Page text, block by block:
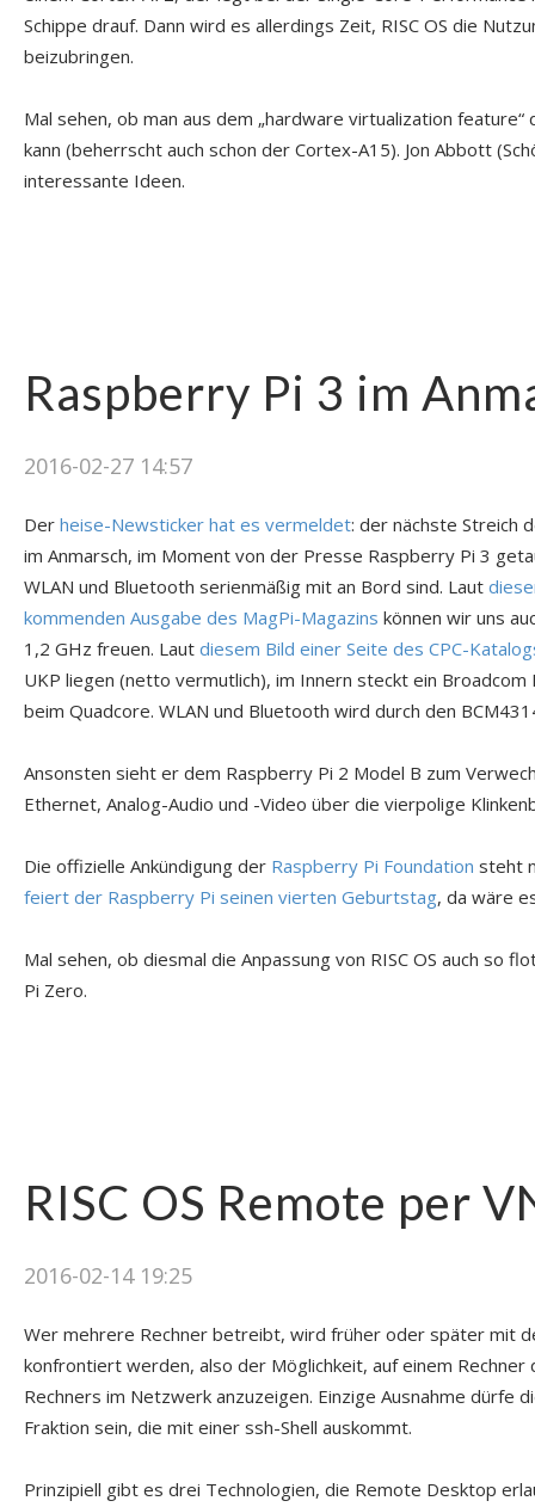
Schippe drauf. Dann wird es allerdings Zeit, RISC OS die
beizubringen.
Mal sehen, ob man aus dem „hardware virtualization
kann (beherrscht auch schon der Cortex-A15). Jon Abbott
interessante Ideen.
Raspberry Pi 3 im
2016-02-27 14:57
Der heise-Newsticker hat es vermeldet: der nächste Streich
im Anmarsch, im Moment von der Presse Raspberry Pi 3
WLAN und Bluetooth serienmäßig mit an Bord sind. Laut
kommenden Ausgabe des MagPi-Magazins können wir uns
1,2 GHz freuen. Laut diesem Bild einer Seite des CPC-
UKP liegen (netto vermutlich), im Innern steckt ein Broadcom
beim Quadcore. WLAN und Bluetooth wird durch den
Ansonsten sieht er dem Raspberry Pi 2 Model B zum
Ethernet, Analog-Audio und -Video über die vierpolige
Die offizielle Ankündigung der Raspberry Pi Foundation steht
feiert der Raspberry Pi seinen vierten Geburtstag, da wäre
Mal sehen, ob diesmal die Anpassung von RISC OS auch so
Pi Zero.
RISC OS Remote per
2016-02-14 19:25
Wer mehrere Rechner betreibt, wird früher oder später mit
konfrontiert werden, also der Möglichkeit, auf einem Rechner
Rechners im Netzwerk anzuzeigen. Einzige Ausnahme dürfe
Fraktion sein, die mit einer ssh-Shell auskommt.
Prinzipiell gibt es drei Technologien, die Remote Desktop